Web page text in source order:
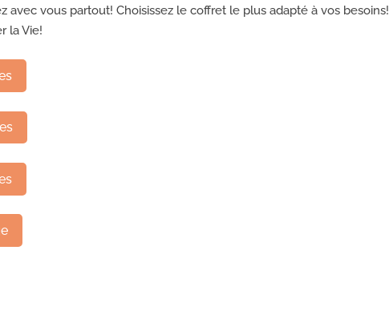
avec vous partout! Choisissez le coffret le plus adapté à vos besoins!
la Vie!